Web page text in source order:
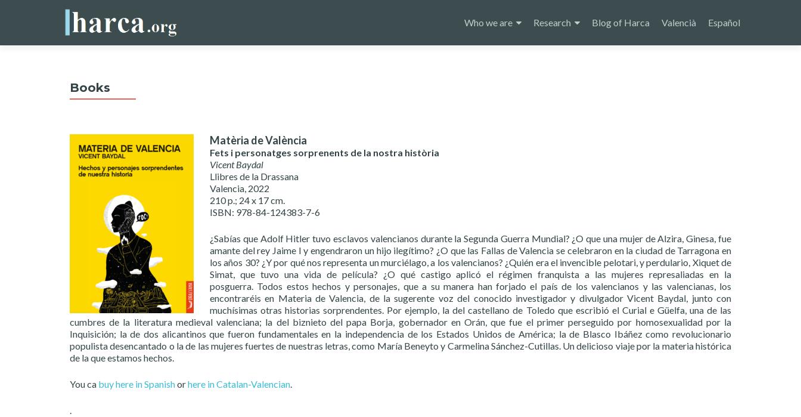
to
Who we are Research Blog of Harca Valencià Español
Books
Matèria de València
Fets i personatges sorprenents de la nostra història
Vicent Baydal
Llibres de la Drassana
Valencia, 2022
210 p.; 24 x 17 cm.
ISBN: 978-84-124383-7-6
¿Sabías que Adolf Hitler tuvo esclavos valencianos durante la Segunda Guerra Mundial? ¿O que una mujer de Alzira, Ginesa, fue
amante del rey Jaime I y engendraron un hijo ilegítimo? ¿O que las Fallas de Valencia se celebraron en la ciudad de Tarragona en
los años 30? ¿Y por qué nos representa un murciélago, a los valencianos? ¿Quién era el invencible pelotari, y perdulario, Xiquet de
Simat, que tuvo una vida de película? ¿O qué castigo aplicó el régimen franquista a las mujeres represaliadas en la
posguerra. Todos estos hechos y personajes, que a su manera han forjado el país de los valencianos y las valencianas, los
encontraréis en Materia de Valencia, de la sugerente voz del conocido investigador y divulgador Vicent Baydal, junto con
muchísimas otras historias sorprendentes. Por ejemplo, la del castellano de Toledo que escribió el Curial e Güelfa, una de las
cumbres de la literatura medieval valenciana; la del biznieto del papa Borja, gobernador en Orán, que fue el primer perseguido por homosexualidad por la
Inquisición; la de dos alicantinos que fueron fundamentales en la independencia de los Estados Unidos de América; la de Blasco Ibáñez como revolucionario
populista desencantado o la de las mujeres fuertes de nuestras letras, como María Beneyto y Carmelina Sánchez-Cutillas. Un delicioso viaje por la materia histórica
de la que estamos hechos.
You ca buy here in Spanishorhere in Catalan-Valencian.
.